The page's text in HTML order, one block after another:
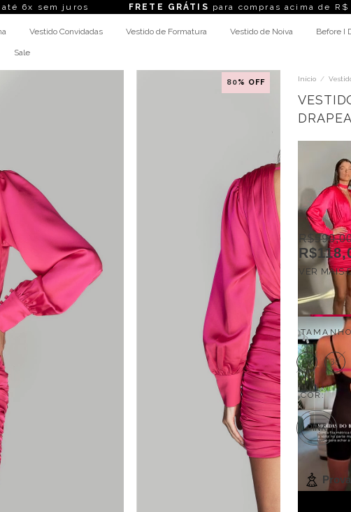
sem juros FRETE GRÁTISpara compras acima de R$
Vestido Convidadas Vestido de Formatura Vestido de Noiva Before I
Sale
80% OFF Início /
VER MAIS
FRETE
36 38
COR:
PINK